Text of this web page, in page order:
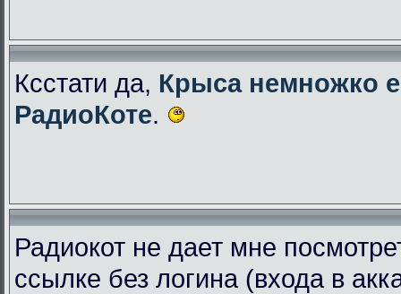
Ксстати да, Крыса немножко
РадиоКоте.
Радиокот не дает мне
ссылке без логина (входа в